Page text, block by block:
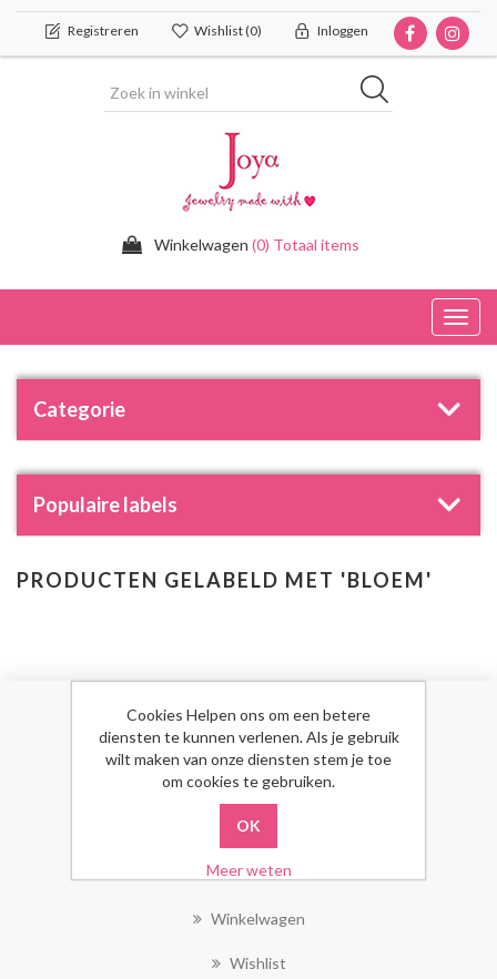
Registreren Wishlist(0) Inloggen
Winkelwagen (0) Totaal items
Categorie
Populaire labels
PRODUCTEN GELABELD MET 'BLOEM'
MIJN ACCOUNT
Mijn Account
Bestellingen
Klant Adressen
Winkelwagen
Wishlist
Cookies Helpen ons om een betere
diensten te kunnen verlenen. Als je gebruik
wilt maken van onze diensten stem je toe
om cookies te gebruiken.
Meer weten